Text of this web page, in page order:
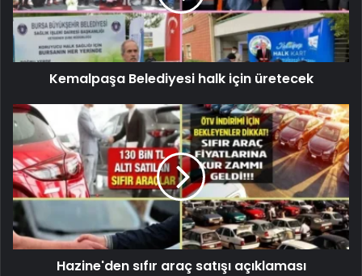
Kemalpaşa Belediyesi halk için üretecek
Hazine'den sıfır araç satışı açıklaması